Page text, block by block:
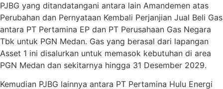
PJBG yang ditandatangani antara lain Amandemen atas
Perubahan dan Pernyataan Kembali Perjanjian Jual Beli Gas
antara PT Pertamina EP dan PT Perusahaan Gas Negara
Tbk untuk PGN Medan. Gas yang berasal dari lapangan
Asset 1 ini disalurkan untuk memasok kebutuhan di area
PGN Medan dan sekitarnya hingga 31 Desember 2029.
Kemudian PJBG lainnya antara PT Pertamina Hulu Energi